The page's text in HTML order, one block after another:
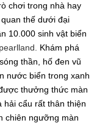
chơi trong nhà hay
thế dưới đại
10.000 sinh vật biển
Khám phá
thần, hố đen vũ
nước biển trong xanh
thưởng thức màn
hải cẩu rất thân thiện
chiên ngưỡng màn